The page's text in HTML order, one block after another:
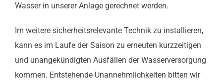
Wasser in unserer Anlage gerechnet werden.
Im weitere sicherheitsrelevante Technik zu installieren,
kann es im Laufe der Saison zu erneuten kurzzeitigen
und unangekündigten Ausfällen der Wasserversorgung
kommen. Entstehende Unannehmlichkeiten bitten wir